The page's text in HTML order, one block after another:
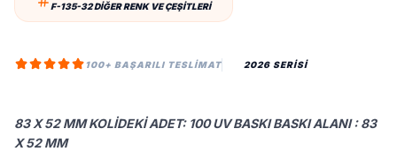
F-135-32 DIĞER RENK VE ÇEŞITLERI
100+ BAŞARILI TESLIMAT 2026 SERİSİ
83 X 52 MM KOLIDEKI ADET: 100 UV BASKI BASKI ALANI : 83
X 52 MM